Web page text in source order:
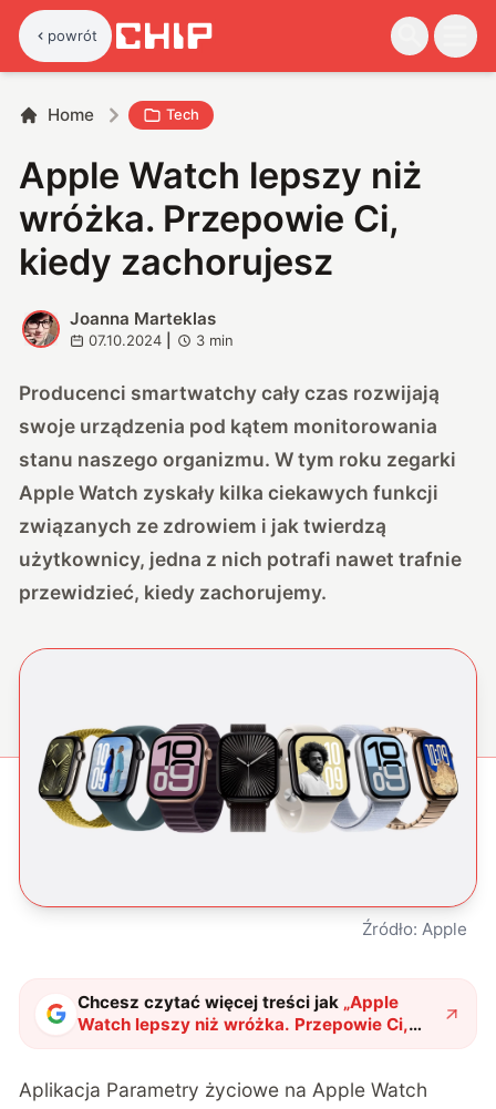
powrót
Home Tech
Apple Watch lepszy niż
wróżka. Przepowie Ci,
kiedy zachorujesz
J
Joanna Marteklas
07.10.2024 3 min
Producenci smartwatchy cały czas rozwijają
swoje urządzenia pod kątem monitorowania
stanu naszego organizmu. W tym roku zegarki
Apple Watch zyskały kilka ciekawych funkcji
związanych ze zdrowiem i jak twierdzą
użytkownicy, jedna z nich potrafi nawet trafnie
przewidzieć, kiedy zachorujemy.
Źródło: Apple
Chcesz czytać więcej treści jak „Apple
Watch lepszy niż wróżka. Przepowie Ci,
kiedy zachorujesz"?
Aplikacja Parametry życiowe na Apple Watch